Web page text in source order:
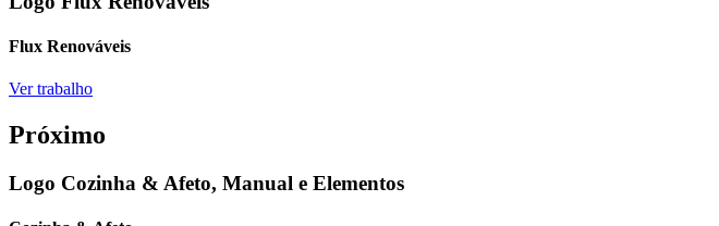
Flux Renováveis
Ver trabalho
Próximo
Logo Cozinha & Afeto, Manual e Elementos